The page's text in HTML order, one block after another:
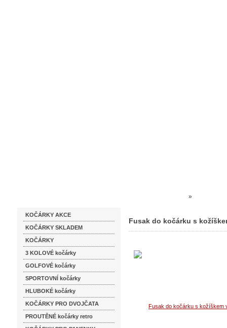
KOČÁRKY AKCE
KOČÁRKY SKLADEM
KOČÁRKY
3 KOLOVÉ kočárky
GOLFOVÉ kočárky
SPORTOVNÍ kočárky
HLUBOKÉ kočárky
KOČÁRKY PRO DVOJČATA
PROUTĚNÉ kočárky retro
»
SLUNEČNÍKY»Fusak do
Fusak do kočárku s